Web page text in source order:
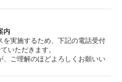
内
を実施するため、下記の電話受付
いただきます。
、ご理解のほどよろしくお願いい